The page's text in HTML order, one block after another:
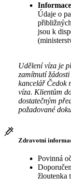
Údaje o
jsou k
Udělení víza je
zamítnutí
kancelář Čedok
víza. Klientům
dostatečným
požadované
Zdravotní
Povinná
žloutenka